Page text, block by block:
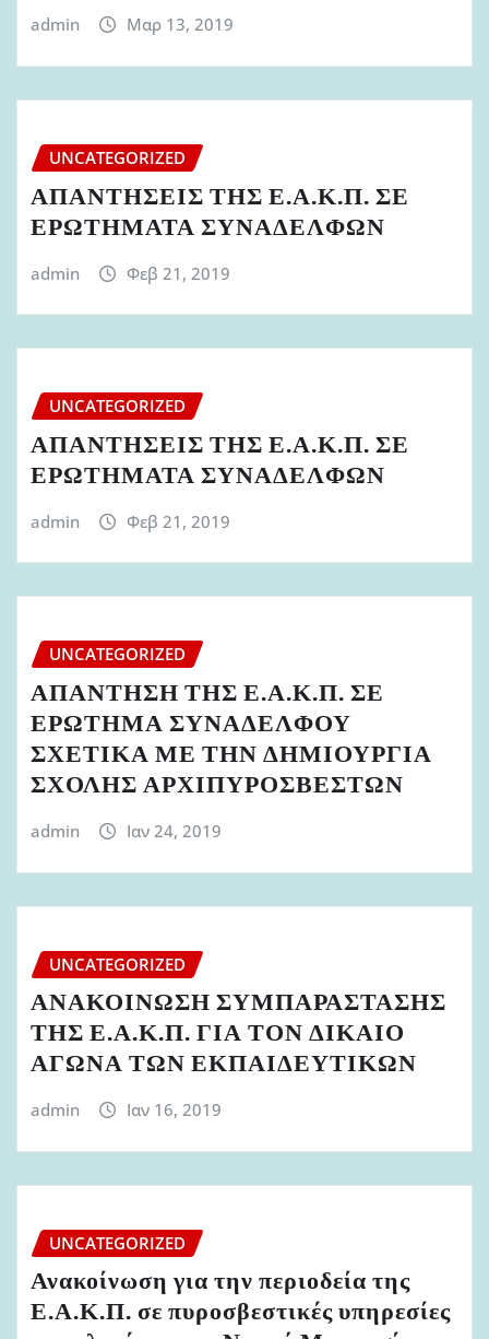
admin Μαρ 13, 2019
UNCATEGORIZED
ΑΠΑΝΤΗΣΕΙΣ ΤΗΣ Ε.Α.Κ.Π. ΣΕ
ΕΡΩΤΗΜΑΤΑ ΣΥΝΑΔΕΛΦΩΝ
admin Φεβ 21, 2019
UNCATEGORIZED
ΑΠΑΝΤΗΣΕΙΣ ΤΗΣ Ε.Α.Κ.Π. ΣΕ
ΕΡΩΤΗΜΑΤΑ ΣΥΝΑΔΕΛΦΩΝ
admin Φεβ 21, 2019
UNCATEGORIZED
ΑΠΑΝΤΗΣΗ ΤΗΣ Ε.Α.Κ.Π. ΣΕ
ΕΡΩΤΗΜΑ ΣΥΝΑΔΕΛΦΟΥ
ΣΧΕΤΙΚΑ ΜΕ ΤΗΝ ΔΗΜΙΟΥΡΓΙΑ
ΣΧΟΛΗΣ ΑΡΧΙΠΥΡΟΣΒΕΣΤΩΝ
admin Ιαν 24, 2019
UNCATEGORIZED
ΑΝΑΚΟΙΝΩΣΗ ΣΥΜΠΑΡΑΣΤΑΣΗΣ
ΤΗΣ Ε.Α.Κ.Π. ΓΙΑ ΤΟΝ ΔΙΚΑΙΟ
ΑΓΩΝΑ ΤΩΝ ΕΚΠΑΙΔΕΥΤΙΚΩΝ
admin Ιαν 16, 2019
UNCATEGORIZED
Ανακοίνωση για την περιοδεία της
Ε.Α.Κ.Π. σε πυροσβεστικές υπηρεσίες